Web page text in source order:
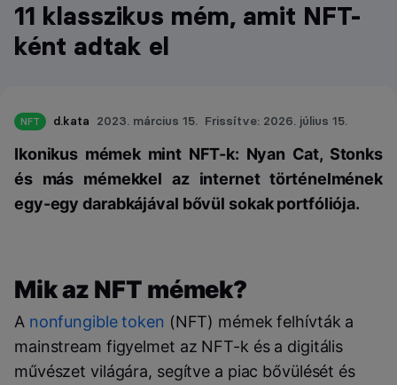
11 klasszikus mém, amit NFT-
ként adtak el
NFT d.kata 2023. március 15. Frissítve: 2026. július 15.
Ikonikus mémek mint NFT-k: Nyan Cat, Stonks
és más mémekkel az internet történelmének
egy-egy darabkájával bővül sokak portfóliója.
Mik az NFT mémek?
A nonfungible token (NFT) mémek felhívták a
mainstream figyelmet az NFT-k és a digitális
művészet világára, segítve a piac bővülését és